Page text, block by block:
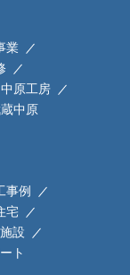
業
中原工房
中原
事例
宅
設
ト